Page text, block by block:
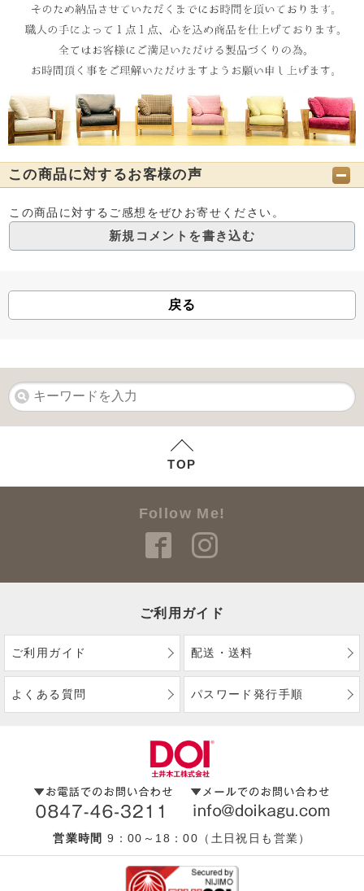
この商品に対するお客様の声
この商品に対するご感想をぜひお寄せください。
新規コメントを書き込む
戻る
TOP
Follow Me!
ご利用ガイド
ご利用ガイド 配送・送料
よくある質問 パスワード発行手順
営業時間 9：00～18：00（土日祝日も営業）